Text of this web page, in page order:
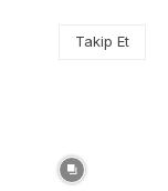
Takip Et